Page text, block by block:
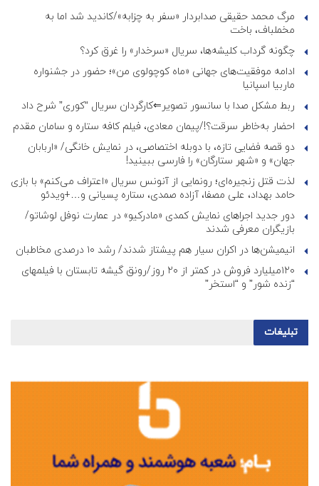
مرگ محمد حقیقی صدابردار «سفر به چزابه»/کاندید شد اما به
مخملباف، باخت
چگونه گرداب کلیشه‌ها، سریال «سرخدار» را غرق کرد؟
ادامه موفقیت‌های جهانی «ماه کوچولوی من»؛ حضور در جشنواره
ماربیا اسپانیا
ربط مشکل صدا با سانسور تصویر⇐کارگردان سریال “کوری” شرح داد
احضار به‌خاطر سرقت؟!/پیمان معادی، فیلم کافه ستاره و سامان مقدم
دو قصه فضایی تازه، با دوبله اختصاصی، در نمایش خانگی/ «اربابان
جهان» و «شهر ستارگان» را فارسی ببینید!
لذت قتل زنجیره‌ای؛ رونمایی از آنونس سریال «اعتراف می‌کنم» با بازی
حامد بهداد، علی مصفا، آزاده صمدی، ستاره پسیانی و…+ویدئو
دور جدید اجراهای نمایش کمدی «مادرکیو» در عمارت نوفل لوشاتو/
بازیگران معرفی شدند
انیمیشن‌ها در اکران سیار هم پیشتاز شدند/ رشد ۱۰ درصدی مخاطبان
۱۲۰میلیارد فروش در کمتر از ۲۰ روز/رونق گیشه تابستان با فیلمهای
“زنده شور” و “استخر”
تبلیغات